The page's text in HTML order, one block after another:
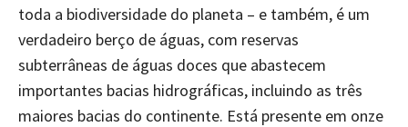
toda a biodiversidade do planeta – e também, é um
verdadeiro berço de águas, com reservas
subterrâneas de águas doces que abastecem
importantes bacias hidrográficas, incluindo as três
maiores bacias do continente. Está presente em onze